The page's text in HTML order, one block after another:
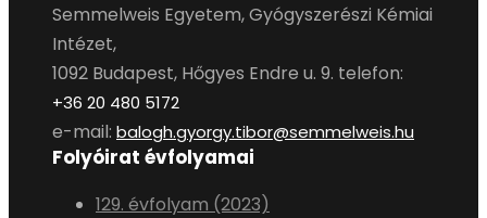
Semmelweis Egyetem, Gyógyszerészi Kémiai
Intézet,
1092 Budapest, Hőgyes Endre u. 9. telefon:
+36 20 480 5172
e-mail: balogh.gyorgy.tibor@semmelweis.hu
Folyóirat évfolyamai
129. évfolyam (2023)